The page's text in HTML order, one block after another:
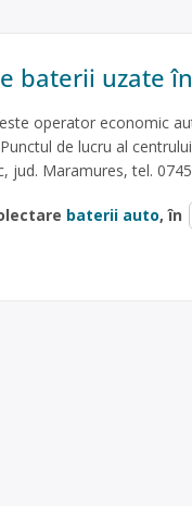
baterii uzate în
este operator economic
de lucru al
jud. Maramures, tel.
baterii auto, în